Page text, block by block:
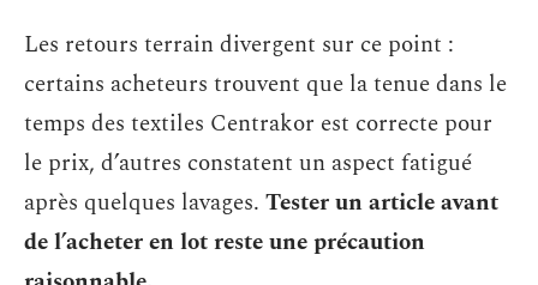
Les retours terrain divergent sur ce point :
certains acheteurs trouvent que la tenue dans le
temps des textiles Centrakor est correcte pour
le prix, d’autres constatent un aspect fatigué
après quelques lavages. Tester un article avant
de l’acheter en lot reste une précaution